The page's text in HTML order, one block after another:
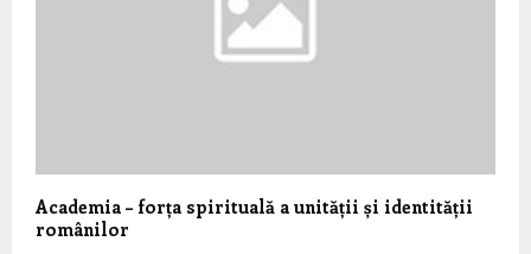
Academia – forța spirituală a unității și identității
românilor